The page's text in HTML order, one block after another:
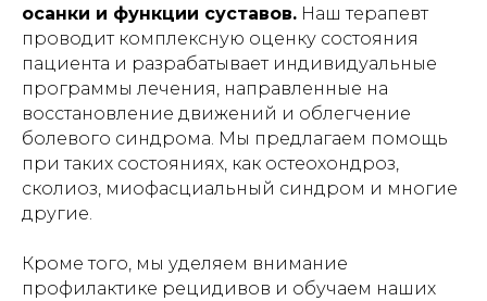
осанки и функции суставов. Наш терапевт
проводит комплексную оценку состояния
пациента и разрабатывает индивидуальные
программы лечения, направленные на
восстановление движений и облегчение
болевого синдрома. Мы предлагаем помощь
при таких состояниях, как остеохондроз,
сколиоз, миофасциальный синдром и многие
другие.
Кроме того, мы уделяем внимание
профилактике рецидивов и обучаем наших